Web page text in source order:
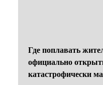
Где поплавать
официально
катастрофически